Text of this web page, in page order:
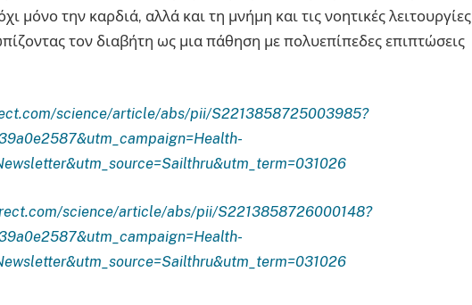
μόνο την καρδιά, αλλά και τη μνήμη και τις νοητικές λειτουργίες
τον διαβήτη ως μια πάθηση με πολυεπίπεδες επιπτώσεις
science/article/abs/pii/S2213858725003985?
science/article/abs/pii/S2213858726000148?